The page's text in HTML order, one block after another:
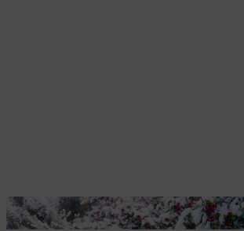
Immergrüne Pflanzen verschönern den Garten